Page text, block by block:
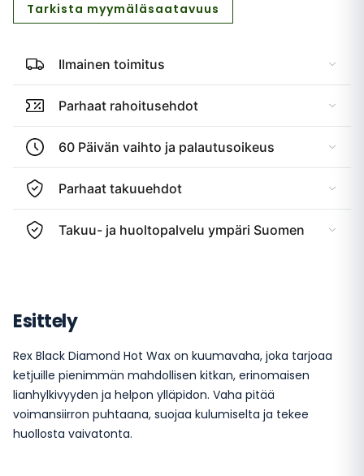
Tarkista myymäläsaatavuus
Ilmainen toimitus
Parhaat rahoitusehdot
60 Päivän vaihto ja palautusoikeus
Parhaat takuuehdot
Takuu- ja huoltopalvelu ympäri Suomen
Esittely
Rex Black Diamond Hot Wax on kuumavaha, joka tarjoaa
ketjuille pienimmän mahdollisen kitkan, erinomaisen
lianhylkivyyden ja helpon ylläpidon. Vaha pitää
voimansiirron puhtaana, suojaa kulumiselta ja tekee
huollosta vaivatonta.